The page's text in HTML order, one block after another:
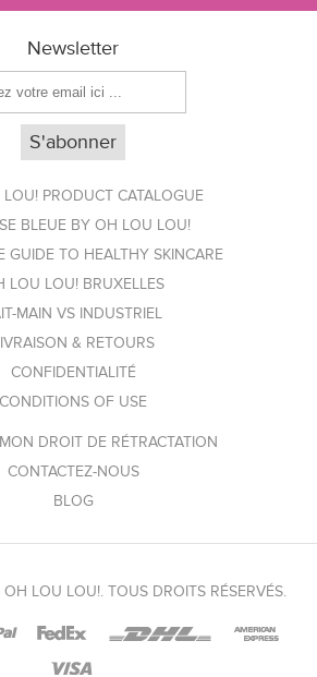
Newsletter
PRODUCT CATALOGUE
BLEUE BY OH LOU LOU!
GUIDE TO HEALTHY SKINCARE
LOU LOU! BRUXELLES
MAIN VS INDUSTRIEL
& RETOURS
CONFIDENTIALITÉ
CONDITIONS OF USE
DROIT DE RÉTRACTATION
CONTACTEZ-NOUS
BLOG
LOU LOU!. TOUS DROITS RÉSERVÉS.